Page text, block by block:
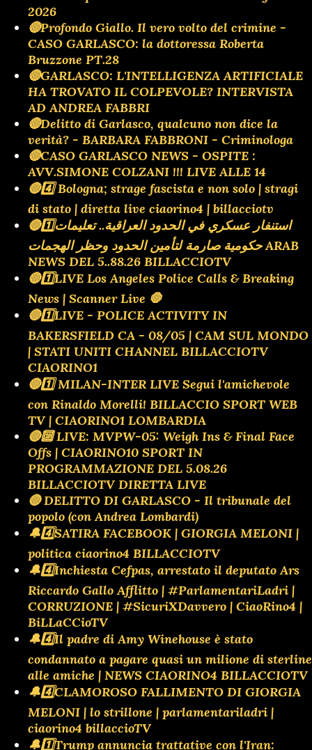
2026
🔴Profondo Giallo. Il vero volto del crimine -
CASO GARLASCO: la dottoressa Roberta
Bruzzone PT.28
🔴GARLASCO: L'INTELLIGENZA ARTIFICIALE
HA TROVATO IL COLPEVOLE? INTERVISTA
AD ANDREA FABBRI
🔴Delitto di Garlasco, qualcuno non dice la
verità? - BARBARA FABBRONI - Criminologa
🔴CASO GARLASCO NEWS - OSPITE :
AVV.SIMONE COLZANI !!! LIVE ALLE 14
🔴4️⃣ Bologna; strage fascista e non solo | stragi
di stato | diretta live ciaorino4 | billacciotv
🔴1️⃣استنفار عسكري في الحدود العراقية.. تعليمات
حكومية صارمة لتأمين الحدود وحظر الهجمات ARAB
NEWS DEL 5..88.26 BILLACCIOTV
🔴1️⃣LIVE Los Angeles Police Calls & Breaking
News | Scanner Live 🛑
🔴1️⃣LIVE - POLICE ACTIVITY IN
BAKERSFIELD CA - 08/05 | CAM SUL MONDO
| STATI UNITI CHANNEL BILLACCIOTV
CIAORINO1
🔴1️⃣ MILAN-INTER LIVE Segui l'amichevole
con Rinaldo Morelli! BILLACCIO SPORT WEB
TV | CIAORINO1 LOMBARDIA
🔴🔟 LIVE: MVPW-05: Weigh Ins & Final Face
Offs | CIAORINO10 SPORT IN
PROGRAMMAZIONE DEL 5.08.26
BILLACCIOTV DIRETTA LIVE
🔴 DELITTO DI GARLASCO - Il tribunale del
popolo (con Andrea Lombardi)
🔔4️⃣SATIRA FACEBOOK | GIORGIA MELONI |
politica ciaorino4 BILLACCIOTV
🔔4️⃣Inchiesta Cefpas, arrestato il deputato Ars
Riccardo Gallo Afflitto | #ParlamentariLadri |
CORRUZIONE | #SicuriXDavvero | CiaoRino4 |
BiLLaCCioTV
🔔4️⃣Il padre di Amy Winehouse è stato
condannato a pagare quasi un milione di sterline
alle amiche | NEWS CIAORINO4 BILLACCIOTV
🔔4️⃣CLAMOROSO FALLIMENTO DI GIORGIA
MELONI | lo strillone | parlamentariladri |
ciaorino4 billaccioTV
🔔1️⃣Trump annuncia trattative con l'Iran: